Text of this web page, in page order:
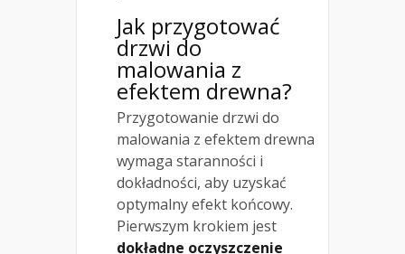
Jak przygotować
drzwi do
malowania z
efektem drewna?
Przygotowanie drzwi do
malowania z efektem drewna
wymaga staranności i
dokładności, aby uzyskać
optymalny efekt końcowy.
Pierwszym krokiem jest
dokładne oczyszczenie